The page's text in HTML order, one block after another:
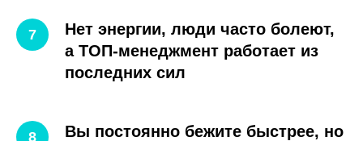
Нет энергии, люди часто болеют,
а ТОП-менеджмент работает из
последних сил
Вы постоянно бежите быстрее, но